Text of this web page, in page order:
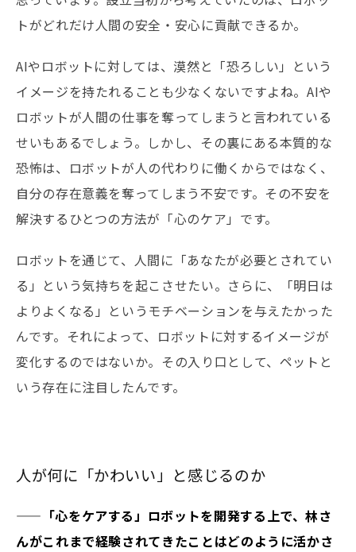
トがどれだけ人間の安全・安心に貢献できるか。
AIやロボットに対しては、漠然と「恐ろしい」という
イメージを持たれることも少なくないですよね。AIや
ロボットが人間の仕事を奪ってしまうと言われている
せいもあるでしょう。しかし、その裏にある本質的な
恐怖は、ロボットが人の代わりに働くからではなく、
自分の存在意義を奪ってしまう不安です。その不安を
解決するひとつの方法が「心のケア」です。
ロボットを通じて、人間に「あなたが必要とされてい
る」という気持ちを起こさせたい。さらに、「明日は
よりよくなる」というモチベーションを与えたかった
んです。それによって、ロボットに対するイメージが
変化するのではないか。その入り口として、ペットと
いう存在に注目したんです。
人が何に「かわいい」と感じるのか
——「心をケアする」ロボットを開発する上で、林さ
んがこれまで経験されてきたことはどのように活かさ